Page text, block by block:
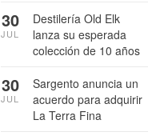
Destilería Old Elk
lanza su esperada
colección de 10 años
30
JUL
Sargento anuncia un
acuerdo para adquirir
La Terra Fina
30
JUL